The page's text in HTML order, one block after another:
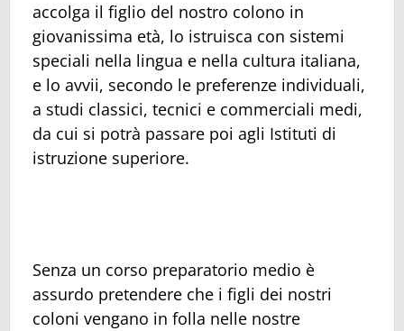
accolga il figlio del nostro colono in
giovanissima età, lo istruisca con sistemi
speciali nella lingua e nella cultura italiana,
e lo avvii, secondo le preferenze individuali,
a studi classici, tecnici e commerciali medi,
da cui si potrà passare poi agli Istituti di
istruzione superiore.
Senza un corso preparatorio medio è
assurdo pretendere che i figli dei nostri
coloni vengano in folla nelle nostre